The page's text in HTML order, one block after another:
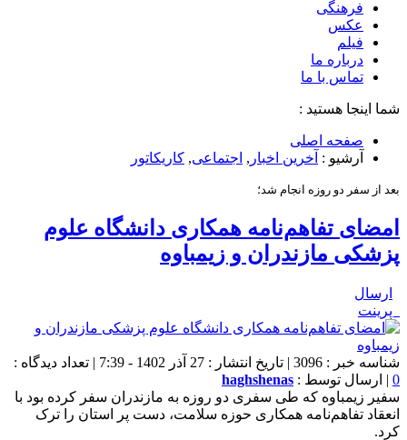
فرهنگی
عکس
فیلم
درباره ما
تماس با ما
شما اینجا هستید :
صفحه اصلی
آرشیو : آخرین اخبار , اجتماعی, کاریکاتور
بعد از سفر دو روزه انجام شد؛
امضای تفاهم‌نامه همکاری دانشگاه علوم
پزشکی مازندران و زیمباوه
ارسال
پرینت
شناسه خبر : 3096 | تاریخ انتشار : 27 آذر 1402 - 7:39 | تعداد دیدگاه :
0 | ارسال توسط : haghshenas
سفیر زیمباوه که طی سفری دو روزه به مازندران سفر کرده بود با
انعقاد تفاهم‌نامه همکاری حوزه سلامت، دست پر استان را ترک
کرد.